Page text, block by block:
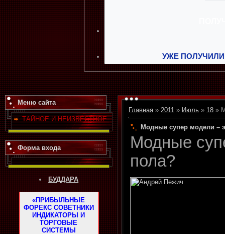
УЖЕ
Меню сайта
ТАЙНОЕ И НЕИЗВЕСТНОЕ
Форма входа
БУДДАРА
«ПРИБЫЛЬНЫЕ
ФОРЕКС СОВЕТНИКИ
ИНДИКАТОРЫ И
ТОРГОВЫЕ
СИСТЕМЫ
Главная » 2011 » Июль » 18 »
Модные супер модели –
Модные
пола?